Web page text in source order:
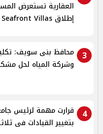
العقارية تستعرض
إطلاق Amare Seafront Villas
3
محافظ بنى سويف:
وشركة المياه لحل
4
قرارت مهمة لرئيس
بتغيير القيادات فى